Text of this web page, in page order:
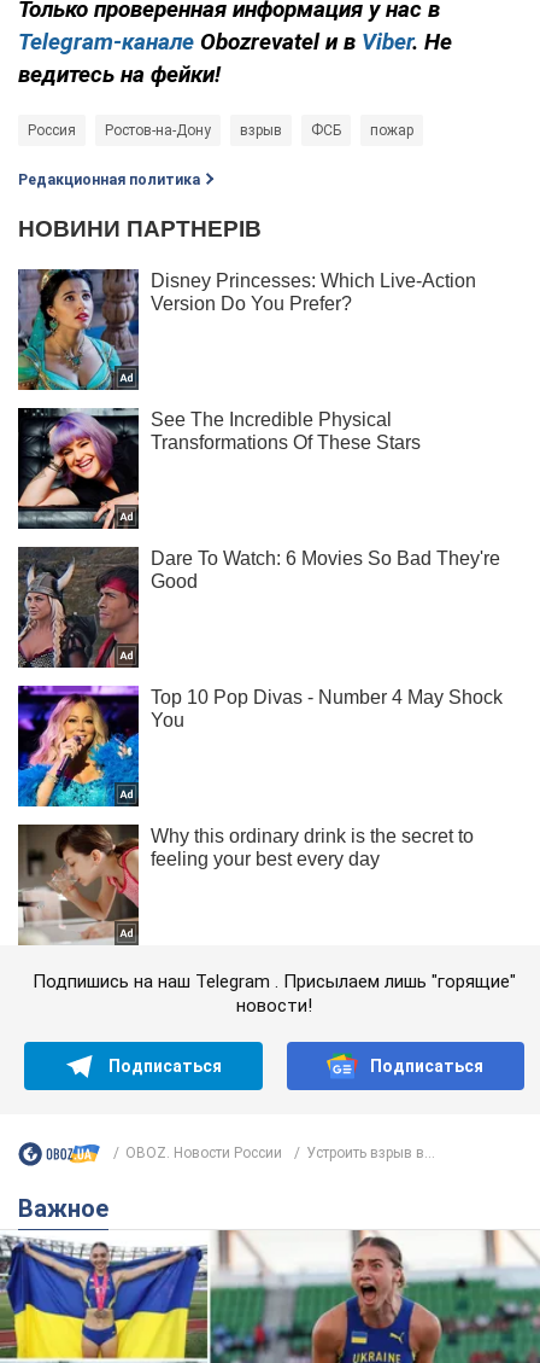
Только проверенная информация у нас в
Telegram-канале Obozrevatel и в Viber. Не
ведитесь на фейки!
Россия Ростов-на-Дону взрыв ФСБ пожар
Редакционная политика
Подпишись на наш Telegram . Присылаем лишь "горящие"
новости!
Подписаться Подписаться
OBOZ. Новости России Устроить взрыв в...
Важное